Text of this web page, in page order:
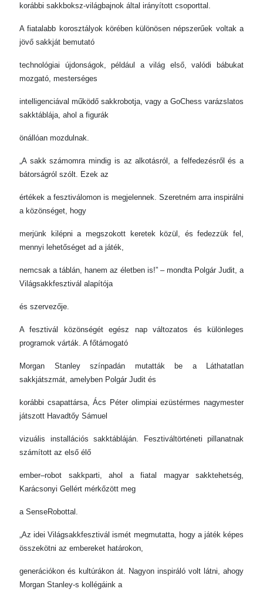
korábbi sakkboksz-világbajnok által irányított csoporttal.
A fiatalabb korosztályok körében különösen népszerűek voltak a
jövő sakkját bemutató
technológiai újdonságok, például a világ első, valódi bábukat
mozgató, mesterséges
intelligenciával működő sakkrobotja, vagy a GoChess varázslatos
sakktáblája, ahol a figurák
önállóan mozdulnak.
„A sakk számomra mindig is az alkotásról, a felfedezésről és a
bátorságról szólt. Ezek az
értékek a fesztiválomon is megjelennek. Szeretném arra inspirálni
a közönséget, hogy
merjünk kilépni a megszokott keretek közül, és fedezzük fel,
mennyi lehetőséget ad a játék,
nemcsak a táblán, hanem az életben is!” – mondta Polgár Judit, a
Világsakkfesztivál alapítója
és szervezője.
A fesztivál közönségét egész nap változatos és különleges
programok várták. A főtámogató
Morgan Stanley színpadán mutatták be a Láthatatlan
sakkjátszmát, amelyben Polgár Judit és
korábbi csapattársa, Ács Péter olimpiai ezüstérmes nagymester
játszott Havadtőy Sámuel
vizuális installációs sakktábláján. Fesztiváltörténeti pillanatnak
számított az első élő
ember–robot sakkparti, ahol a fiatal magyar sakktehetség,
Karácsonyi Gellért mérkőzött meg
a SenseRobottal.
„Az idei Világsakkfesztivál ismét megmutatta, hogy a játék képes
összekötni az embereket határokon,
generációkon és kultúrákon át. Nagyon inspiráló volt látni, ahogy
Morgan Stanley-s kollégáink a